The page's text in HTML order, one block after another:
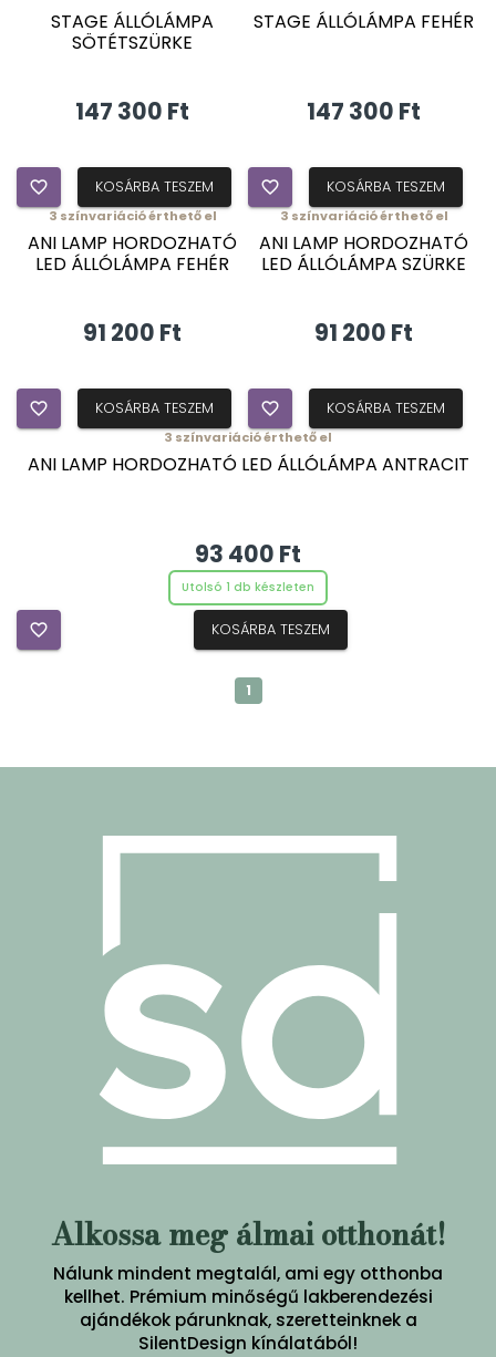
STAGE ÁLLÓLÁMPA
SÖTÉTSZÜRKE
147 300 Ft
favorite_border KOSÁRBA TESZEM
STAGE ÁLLÓLÁMPA FEHÉR
147 300 Ft
favorite_border KOSÁRBA TESZEM
3 színvariáció érthető el
ANI LAMP HORDOZHATÓ
LED ÁLLÓLÁMPA FEHÉR
91 200 Ft
favorite_border KOSÁRBA TESZEM
3 színvariáció érthető el
ANI LAMP HORDOZHATÓ
LED ÁLLÓLÁMPA SZÜRKE
91 200 Ft
favorite_border KOSÁRBA TESZEM
3 színvariáció érthető el
ANI LAMP HORDOZHATÓ LED ÁLLÓLÁMPA ANTRACIT
93 400 Ft
Utolsó 1 db készleten
favorite_border KOSÁRBA TESZEM
1
Alkossa meg álmai otthonát!
Nálunk mindent megtalál, ami egy otthonba
kellhet. Prémium minőségű lakberendezési
ajándékok párunknak, szeretteinknek a
SilentDesign kínálatából!